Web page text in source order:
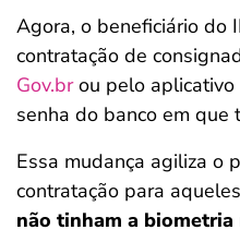
Agora, o beneficiário do
contratação de
Gov.brou pelo aplicativo
senha do banco em que
Essa mudança agiliza o
contratação para
não tinham a